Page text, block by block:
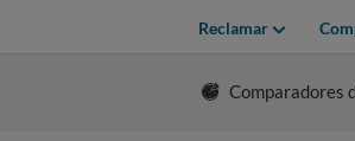
Reclamar
Comparadores